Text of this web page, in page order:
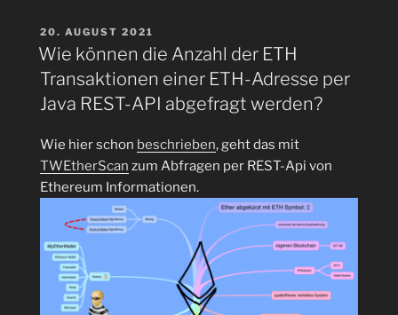
fliegen
die
7168
Flugzeuge
weltweit
im
Moment?“
VERÖFFENTLICHT
AM
20. AUGUST 2021
Wie können die Anzahl der ETH
Transaktionen einer ETH-Adresse per
Java REST-API abgefragt werden?
Wie hier schon beschrieben, geht das mit
TWEtherScan zum Abfragen per REST-Api von
Ethereum Informationen.